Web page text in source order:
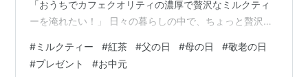
「おうちでカフェクオリティの濃厚で贅沢なミルクティ
ーを淹れたい！」 日々の暮らしの中で、ちょっと贅沢な
今、日本の気候で育ち、日本人の味覚に合わせて作られ
た「和紅茶」が大きな注目を集めています。 その和紅茶
#ミルクティー #紅茶 #父の日 #母の日 #敬老の日
#プレゼント #お中元